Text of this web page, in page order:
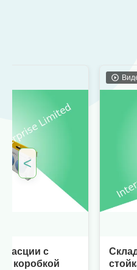
Складная
стойка для
<